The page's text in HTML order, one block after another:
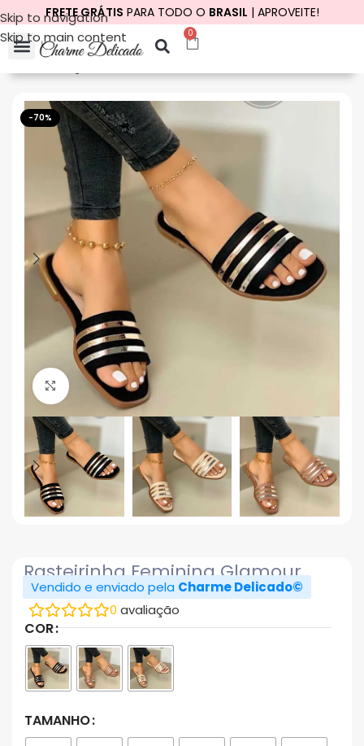
Skip to navigation
Skip to main content
FRETE GRÁTIS PARA TODO O BRASIL | APROVEITE!
0
-70%
Click to enlarge
Rasteirinha Feminina Glamour
Vendido e enviado pela Charme Delicado©
0 avaliação
COR
TAMANHO